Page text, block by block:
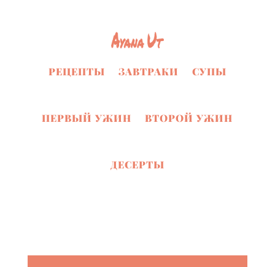
РЕЦЕПТЫ ЗАВТРАКИ СУПЫ
ПЕРВЫЙ УЖИН ВТОРОЙ УЖИН
ДЕСЕРТЫ